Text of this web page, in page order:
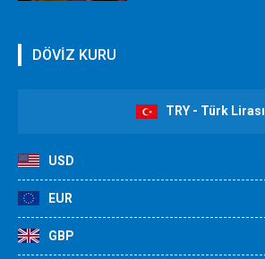
DÖVİZ KURU
TRY - Türk Lirası
USD
EUR
GBP